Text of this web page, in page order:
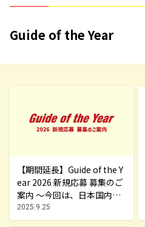
Guide of the Year
【期間延長】Guide of the Y
ear 2026 新規応募 募集のご
案内 ～今回は、日本国内の
各地域で活躍するインバウ
ンド・ガイドを募集しま
2025.9.25